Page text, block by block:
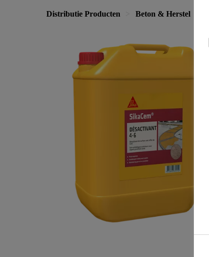
Distributie Producten Beton & Herstel